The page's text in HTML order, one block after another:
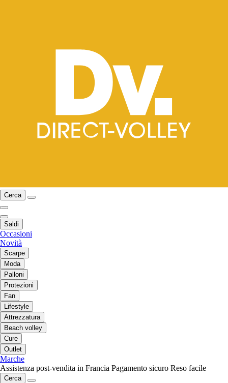
Cerca
Saldi
Occasioni
Novità
Scarpe
Moda
Palloni
Protezioni
Fan
Lifestyle
Attrezzatura
Beach volley
Cure
Outlet
Marche
Assistenza post-vendita in Francia Pagamento sicuro Reso facile
Cerca